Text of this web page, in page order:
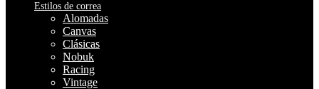
Estilos de correa
Alomadas
Canvas
Clásicas
Nobuk
Racing
Vintage